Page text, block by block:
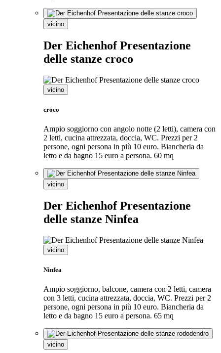
vicino
Der Eichenhof Presentazione
delle stanze croco
vicino
croco
Ampio soggiorno con angolo notte (2 letti), camera con
2 letti, cucina attrezzata, doccia, WC. Prezzi per 2
persone, ogni persona in più 10 euro. Biancheria da
letto e da bagno 15 euro a persona. 60 mq
vicino
Der Eichenhof Presentazione
delle stanze Ninfea
vicino
Ninfea
Ampio soggiorno, balcone, camera con 2 letti, camera
con 3 letti, cucina attrezzata, doccia, WC. Prezzi per 2
persone, ogni persona in più 10 euro. Biancheria da
letto e da bagno 15 euro a persona. 65 mq
vicino